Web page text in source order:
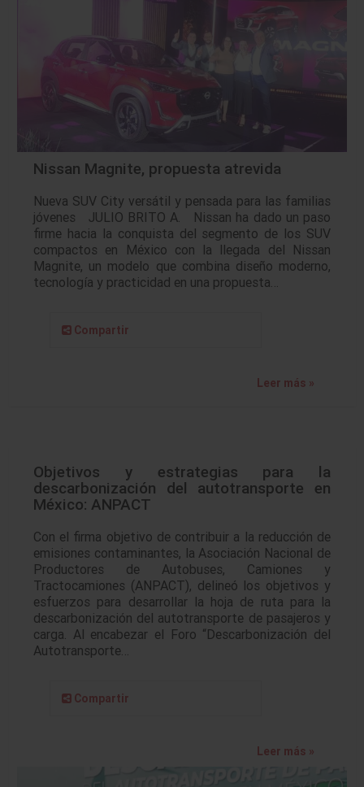
Nissan Magnite, propuesta atrevida
Nueva SUV City versátil y pensada para las familias
jóvenes JULIO BRITO A. Nissan ha dado un paso
firme hacia la conquista del segmento de los SUV
compactos en México con la llegada del Nissan
Magnite, un modelo que combina diseño moderno,
tecnología y practicidad en una propuesta…
Compartir
Leer más »
Objetivos y estrategias para la
descarbonización del autotransporte en
México: ANPACT
Con el firma objetivo de contribuir a la reducción de
emisiones contaminantes, la Asociación Nacional de
Productores de Autobuses, Camiones y
Tractocamiones (ANPACT), delineó los objetivos y
esfuerzos para desarrollar la hoja de ruta para la
descarbonización del autotransporte de pasajeros y
carga. Al encabezar el Foro “Descarbonización del
Autotransporte…
Compartir
Leer más »